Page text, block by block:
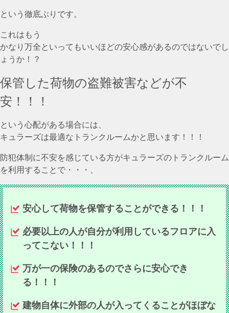
という徹底ぶりです。
これはもう
かなり万全といってもいいほどの安心感があるのではないでし
ょうか！？
保管した荷物の盗難被害などが不
安！！！
という心配がある場合には、
キュラーズは最適なトランクルームかと思います！！！
防犯体制に不安を感じている方がキュラーズのトランクルーム
を利用することで・・・、
安心して荷物を保管することができる！！！
必要以上の人が自分が利用しているフロアに入
ってこない！！！
万が一の保険のあるのでさらに安心でき
る！！！
建物自体に外部の人が入ってくることがほぼな